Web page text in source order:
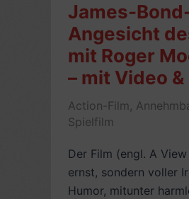
James-
Angesicht
mit Roger
– mit Video
Action-Film ,
Spielfilm
Der Film (engl. A
ernst, sondern voller
Humor, mitunter